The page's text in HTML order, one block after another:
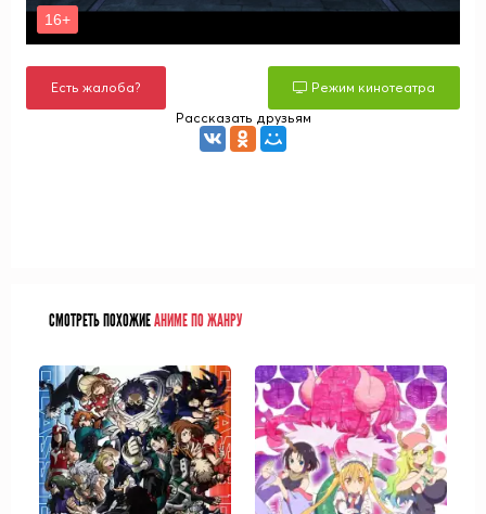
Есть жалоба?
Режим кинотеатра
Рассказать друзьям
СМОТРЕТЬ ПОХОЖИЕАНИМЕ ПО ЖАНРУ